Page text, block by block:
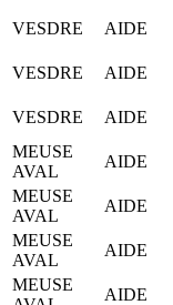
VESDRE
AIDE
VESDRE AIDE
VESDRE
AIDE
MEUSE
AVAL
AIDE
MEUSE
AVAL
AIDE
MEUSE
AVAL
AIDE
MEUSE
AIDE